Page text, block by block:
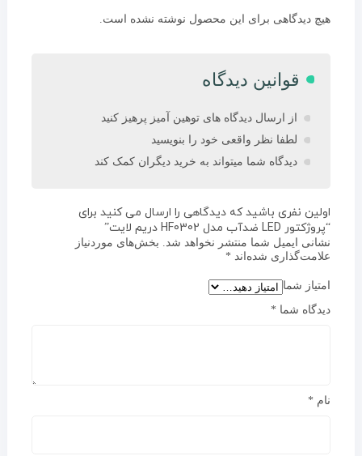
هیچ دیدگاهی برای این محصول نوشته نشده است.
قوانین دیدگاه
از ارسال دیدگاه های توهین آمیز پرهیز کنید
لطفا نظر واقعی خود را بنویسید
دیدگاه شما میتواند به خرید دیگران کمک کند
اولین نفری باشید که دیدگاهی را ارسال می کنید برای
“پروژکتور LED ضدآب مدل HF0302 دریم لایت”
نشانی ایمیل شما منتشر نخواهد شد.
بخش‌های موردنیاز
علامت‌گذاری شده‌اند *
امتیاز شما
دیدگاه شما *
نام *